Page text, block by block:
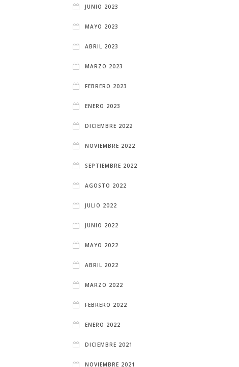
JUNIO 2023
MAYO 2023
ABRIL 2023
MARZO 2023
FEBRERO 2023
ENERO 2023
DICIEMBRE 2022
NOVIEMBRE 2022
SEPTIEMBRE 2022
AGOSTO 2022
JULIO 2022
JUNIO 2022
MAYO 2022
ABRIL 2022
MARZO 2022
FEBRERO 2022
ENERO 2022
DICIEMBRE 2021
NOVIEMBRE 2021